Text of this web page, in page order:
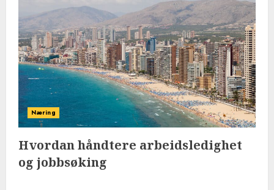
Næring
Hvordan håndtere arbeidsledighet
og jobbsøking